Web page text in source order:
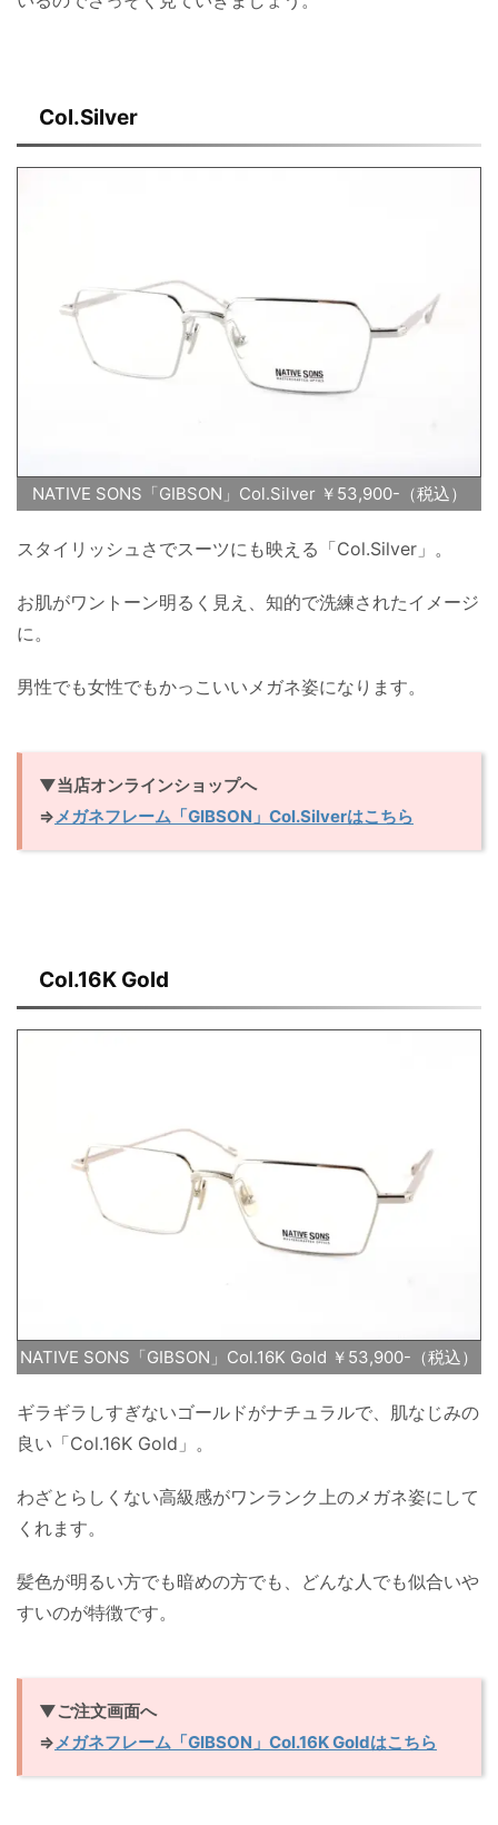
Col.Silver
NATIVE SONS「GIBSON」Col.Silver ￥53,900-（税込）
スタイリッシュさでスーツにも映える「Col.Silver」。
お肌がワントーン明るく見え、知的で洗練されたイメージ
に。
男性でも女性でもかっこいいメガネ姿になります。
▼当店オンラインショップへ
⇒メガネフレーム「GIBSON」Col.Silverはこちら
Col.16K Gold
NATIVE SONS「GIBSON」Col.16K Gold ￥53,900-（税込）
ギラギラしすぎないゴールドがナチュラルで、肌なじみの
良い「Col.16K Gold」。
わざとらしくない高級感がワンランク上のメガネ姿にして
くれます。
髪色が明るい方でも暗めの方でも、どんな人でも似合いや
すいのが特徴です。
▼ご注文画面へ
⇒メガネフレーム「GIBSON」Col.16K Goldはこちら